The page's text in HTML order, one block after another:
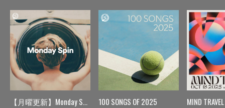
【月曜更新】Monday Spin 100 SONGS OF 2025 MIND TRAVEL